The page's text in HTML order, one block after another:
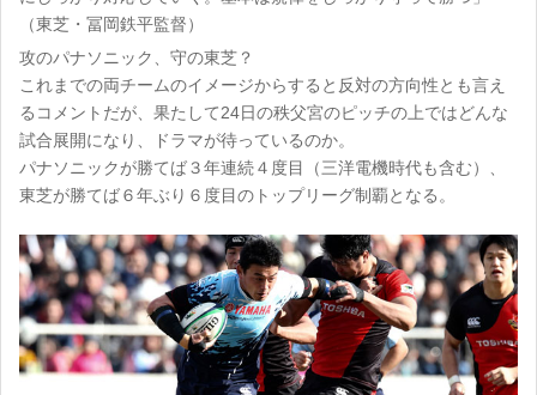
（東芝・冨岡鉄平監督）
攻のパナソニック、守の東芝？
これまでの両チームのイメージからすると反対の方向性とも言え
るコメントだが、果たして24日の秩父宮のピッチの上ではどんな
試合展開になり、ドラマが待っているのか。
パナソニックが勝てば３年連続４度目（三洋電機時代も含む）、
東芝が勝てば６年ぶり６度目のトップリーグ制覇となる。